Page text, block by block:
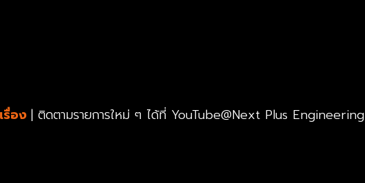
รื่อง| ติดตามรายการใหม่ ๆ ได้ที่ YouTube@Next Plus Engineering